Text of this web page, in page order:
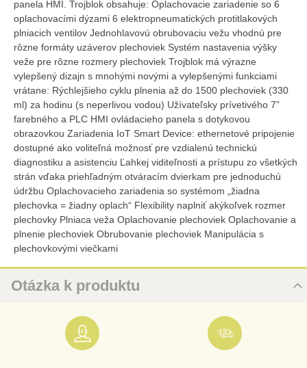
panela HMI. Trojblok obsahuje: Oplachovacie zariadenie so 6
oplachovacími dýzami 6 elektropneumatických protitlakových
plniacich ventilov Jednohlavovú obrubovaciu vežu vhodnú pre
rôzne formáty uzáverov plechoviek Systém nastavenia výšky
veže pre rôzne rozmery plechoviek Trojblok má výrazne
vylepšený dizajn s mnohými novými a vylepšenými funkciami
vrátane: Rýchlejšieho cyklu plnenia až do 1500 plechoviek (330
ml) za hodinu (s neperlivou vodou) Užívateľsky prívetivého 7”
farebného a PLC HMI ovládacieho panela s dotykovou
obrazovkou Zariadenia IoT Smart Device: ethernetové pripojenie
dostupné ako voliteľná možnosť pre vzdialenú technickú
diagnostiku a asistenciu Ľahkej viditeľnosti a prístupu zo všetkých
strán vďaka priehľadným otváracím dvierkam pre jednoduchú
údržbu Oplachovacieho zariadenia so systémom „žiadna
plechovka = žiadny oplach“ Flexibility naplniť akýkoľvek rozmer
plechovky Plniaca veža Oplachovanie plechoviek Oplachovanie a
plnenie plechoviek Obrubovanie plechoviek Manipulácia s
plechovkovými viečkami
Otázka k produktu